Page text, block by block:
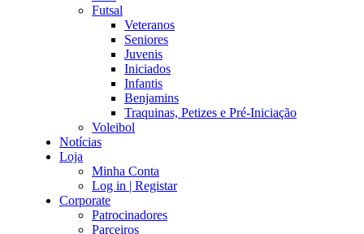
Futsal
Veteranos
Seniores
Juvenis
Iniciados
Infantis
Benjamins
Traquinas, Petizes e Pré-Iniciação
Voleibol
Notícias
Loja
Minha Conta
Log in | Registar
Corporate
Patrocinadores
Parceiros